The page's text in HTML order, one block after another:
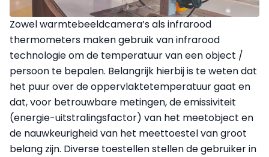
Zowel warmtebeeldcamera’s als infrarood
thermometers maken gebruik van infrarood
technologie om de temperatuur van een object /
persoon te bepalen. Belangrijk hierbij is te weten dat
het puur over de oppervlaktetemperatuur gaat en
dat, voor betrouwbare metingen, de emissiviteit
(energie-uitstralingsfactor) van het meetobject en
de nauwkeurigheid van het meettoestel van groot
belang zijn. Diverse toestellen stellen de gebruiker in